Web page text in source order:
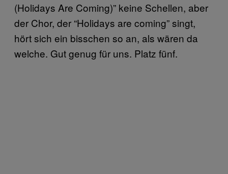
(Holidays Are Coming)” keine Schellen, aber
der Chor, der “Holidays are coming” singt,
hört sich ein bisschen so an, als wären da
welche. Gut genug für uns. Platz fünf.